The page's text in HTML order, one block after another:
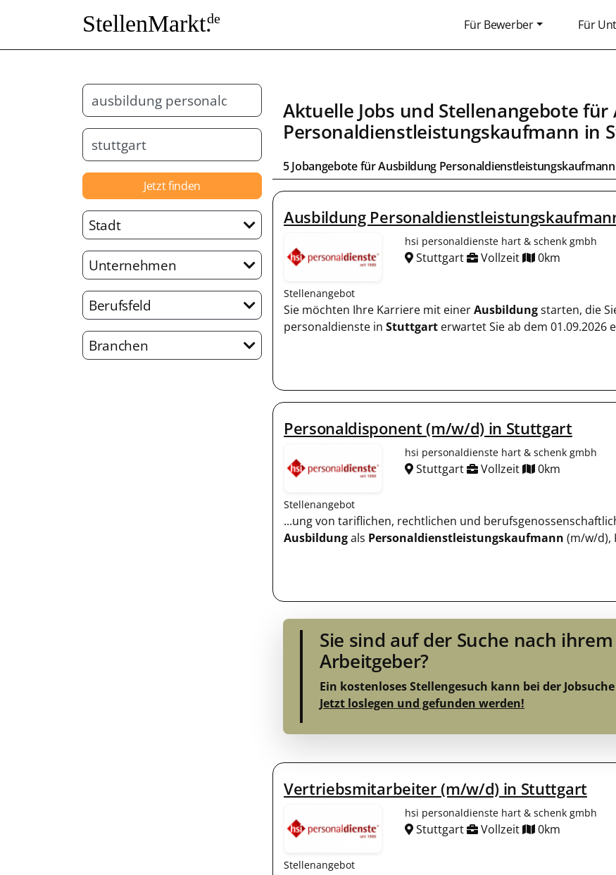
StellenMarkt.de Für Bewerber Für
Jetzt finden
Stadt
Unternehmen
Berufsfeld
Branchen
Aktuelle Jobs und Stellenangebote für
Personaldienstleistungskaufmann in
5 Jobangebote fürAusbildung Personaldienstleistungskaufmann
Ausbildung
hsi personaldienste hart & schenk gmbh
Stuttgart Vollzeit 0km
Stellenangebot
Sie möchten Ihre Karriere mit einerAusbildungstarten, die
personaldienste in Stuttgart erwartet Sie ab dem 01.09.2026
Personaldisponent (m/w/d) in Stuttgart
hsi personaldienste hart & schenk gmbh
Stuttgart Vollzeit 0km
Stellenangebot
...ung von tariflichen, rechtlichen und
Ausbildungals Personaldienstleistungskaufmann (m/w/d),
Sie sind auf der Suche nach
Arbeitgeber?
Ein kostenloses Stellengesuch kann bei der
Jetzt loslegen und gefunden werden!
Vertriebsmitarbeiter (m/w/d) in Stuttgart
hsi personaldienste hart & schenk gmbh
Stuttgart Vollzeit 0km
Stellenangebot